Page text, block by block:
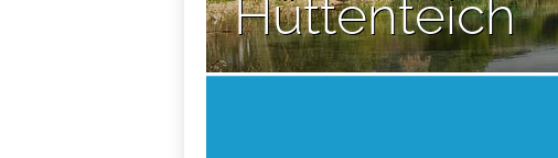
Hüttenteich